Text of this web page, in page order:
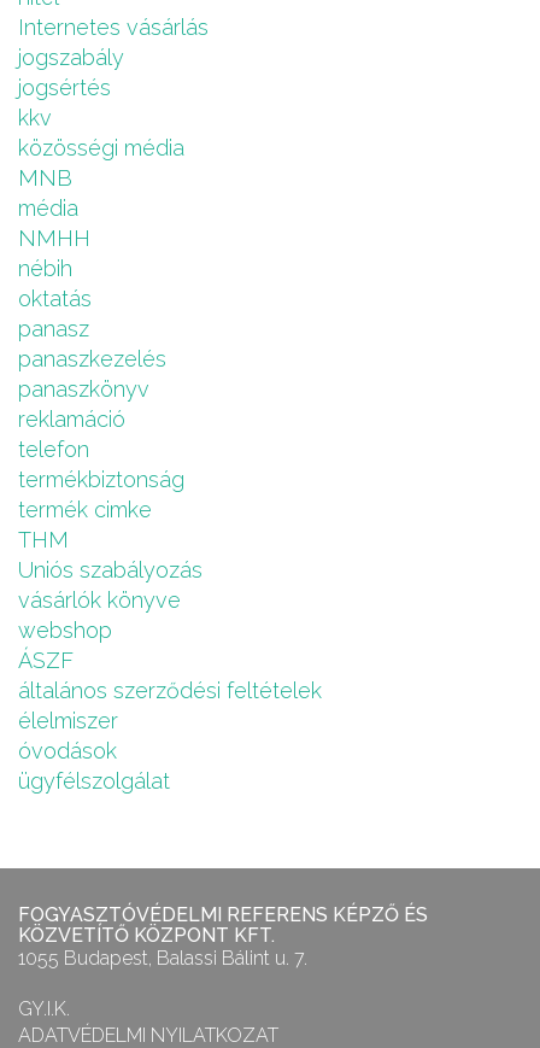
Internetes vásárlás
jogszabály
jogsértés
kkv
közösségi média
MNB
média
NMHH
nébih
oktatás
panasz
panaszkezelés
panaszkönyv
reklamáció
telefon
termékbiztonság
termék cimke
THM
Uniós szabályozás
vásárlók könyve
webshop
ÁSZF
általános szerződési feltételek
élelmiszer
óvodások
ügyfélszolgálat
FOGYASZTÓVÉDELMI REFERENS KÉPZŐ ÉS
KÖZVETÍTŐ KÖZPONT KFT.
1055 Budapest, Balassi Bálint u. 7.
GY.I.K.
ADATVÉDELMI NYILATKOZAT